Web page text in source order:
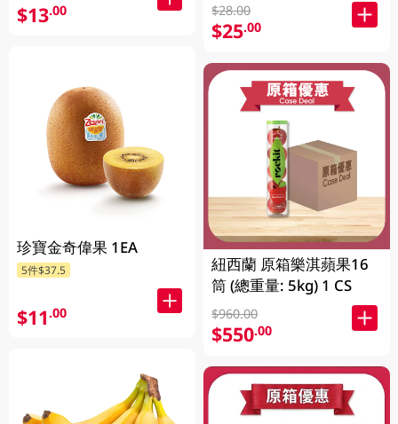
$13.00
珍寶金奇偉果 1EA
5件$37.5
$11.00
$28.00
$25.00
紐西蘭 原箱樂淇蘋果16
筒 (總重量: 5kg) 1 CS
$960.00
$550.00